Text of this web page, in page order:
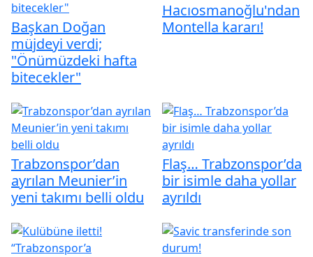
Başkan Doğan
müjdeyi verdi;
"Önümüzdeki hafta
bitecekler"
Hacıosmanoğlu'ndan
Montella kararı!
Trabzonspor’dan
ayrılan Meunier’in
yeni takımı belli oldu
Flaş… Trabzonspor’da
bir isimle daha yollar
ayrıldı